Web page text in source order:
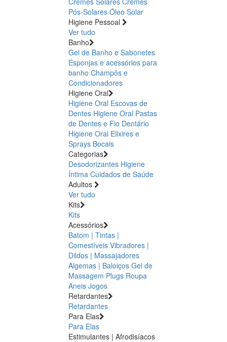
Pós-Solares Óleo Solar
Higiene Pessoal
Ver tudo
Banho
Gel de Banho e Sabonetes
Esponjas e acessórios para
banho Champôs e
Condicionadores
Higiene Oral
Higiene Oral Escovas de
Dentes Higiene Oral Pastas
de Dentes e Fio Dentário
Higiene Oral Elixires e
Sprays Bocais
Categorias
Desodorizantes Higiene
Íntima Cuidados de Saúde
Adultos
Ver tudo
Kits
Kits
Acessórios
Batom | Tintas |
Comestíveis Vibradores |
Dildos | Massajadores
Algemas | Baloiços Gel de
Massagem Plugs Roupa
Aneis Jogos
Retardantes
Retardantes
Para Elas
Para Elas
Estimulantes | Afrodisíacos